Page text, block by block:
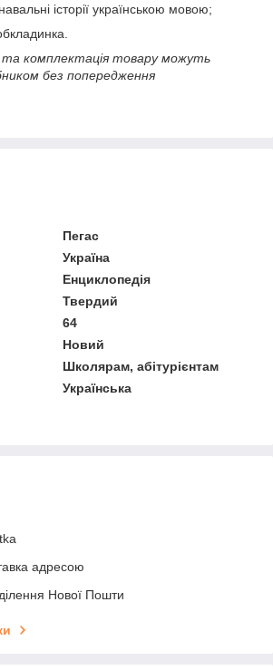
історії українською мовою;
комплектація товару можуть
без попередження
Пегас
Україна
Енциклопедія
Твердий
64
Новий
Школярам, абітурієнтам
Українська
адресою
Нової Пошти